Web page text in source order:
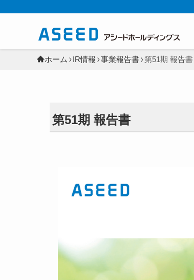
ホーム IR情報 事業報告書 第51期 報告書
第51期 報告書